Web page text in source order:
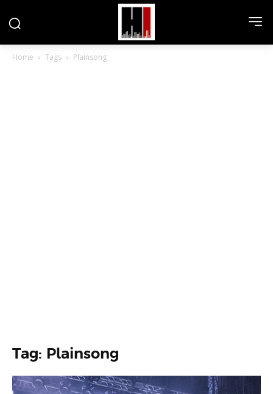
Home Tags Plainsong
Tag: Plainsong